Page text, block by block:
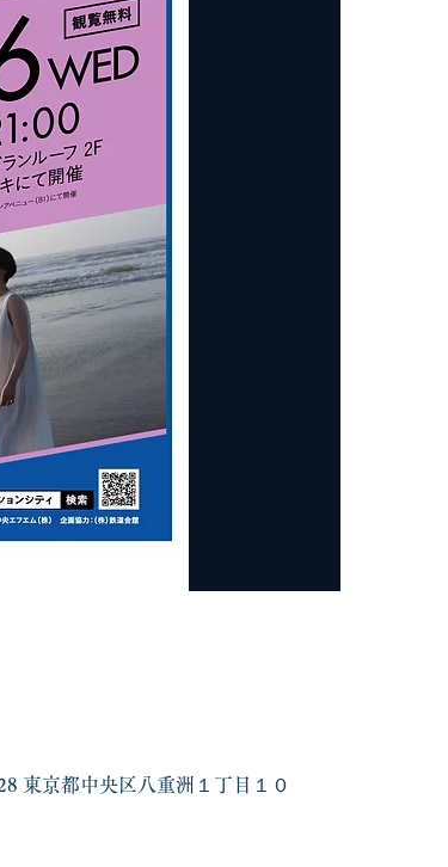
東京都中央区八重洲１丁目１０